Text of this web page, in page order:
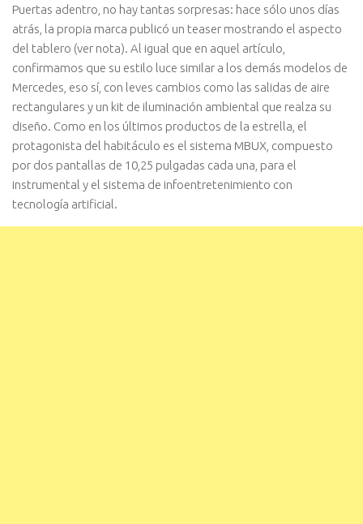
Puertas adentro, no hay tantas sorpresas: hace sólo unos días
atrás, la propia marca publicó un teaser mostrando el aspecto
del tablero (ver nota). Al igual que en aquel artículo,
confirmamos que su estilo luce similar a los demás modelos de
Mercedes, eso sí, con leves cambios como las salidas de aire
rectangulares y un kit de iluminación ambiental que realza su
diseño. Como en los últimos productos de la estrella, el
protagonista del habitáculo es el sistema MBUX, compuesto
por dos pantallas de 10,25 pulgadas cada una, para el
instrumental y el sistema de infoentretenimiento con
tecnología artificial.